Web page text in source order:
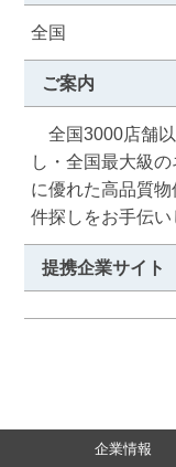
全国
ご案内
全国3000店舗以
し・全国最大級
に優れた高品質
件探しをお手伝い
提携企業サイト
企業情報